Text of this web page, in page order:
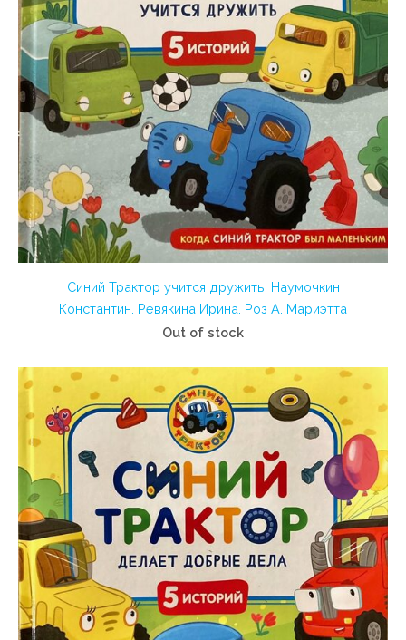
Синий Трактор учится дружить. Наумочкин
Константин. Ревякина Ирина. Роз А. Мариэтта
Out of stock